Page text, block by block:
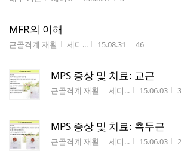
MFR의 이해
게시판명
근골격계 재활 작성자
세디... 작성시간
15.08.31 조회수
46
MPS 증상 및 치료: 교근
게시판명
근골격계 재활 작성자
세디... 작성시간
15.06.03
MPS 증상 및 치료: 측두근
게시판명
근골격계 재활 작성자
세디... 작성시간
15.06.03